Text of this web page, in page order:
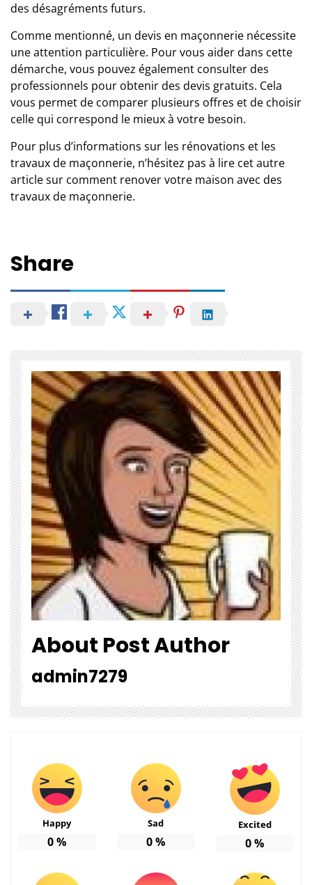
des désagréments futurs.
Comme mentionné, un devis en maçonnerie nécessite
une attention particulière. Pour vous aider dans cette
démarche, vous pouvez également consulter des
professionnels pour obtenir des devis gratuits. Cela
vous permet de comparer plusieurs offres et de choisir
celle qui correspond le mieux à votre besoin.
Pour plus d’informations sur les rénovations et les
travaux de maçonnerie, n’hésitez pas à lire cet autre
article sur comment renover votre maison avec des
travaux de maçonnerie.
Share
About Post Author
admin7279
Happy
0%
Sad
0%
Excited
0%